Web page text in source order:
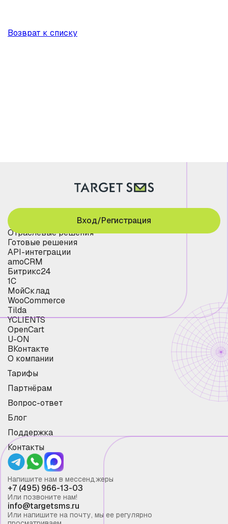
Возврат к списку
Отраслевые решения
Готовые решения
API-интеграции
amoCRM
Битрикс24
1С
МойСклад
WooCommerce
Tilda
YCLIENTS
OpenCart
U-ON
ВКонтакте
О компании
Тарифы
Партнёрам
Вопрос-ответ
Блог
Поддержка
Контакты
Вход/Регистрация
Напишите нам в мессенджеры
+7 (495) 966-13-03
Или позвоните нам!
info@targetsms.ru
Или напишите на почту, мы ее регулярно